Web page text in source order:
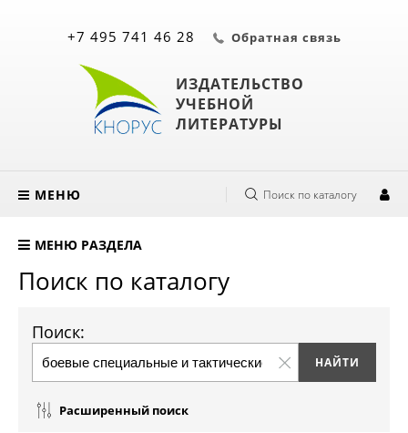
ИЗДАТЕЛЬСТВО
УЧЕБНОЙ
ЛИТЕРАТУРЫ
+7 495 741 46 28 Обратная связь
МЕНЮ Поиск по каталогу
МЕНЮ РАЗДЕЛА
Поиск по каталогу
Поиск:
Расширенный поиск